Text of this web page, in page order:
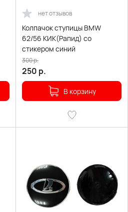
нет отзывов
Колпачок ступицы BMW
62/56 КИК(Рапид) со
стикером синий
250 р.
300р.
В корзину